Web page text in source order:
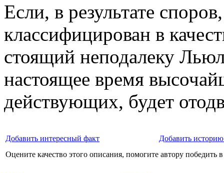
Если, в результате
классифицирован в
стоящий неподалеку
настоящее время
действующих, будет
Добавить интересный факт
Добавить
Оцените качество этого описания, помогите автору победить